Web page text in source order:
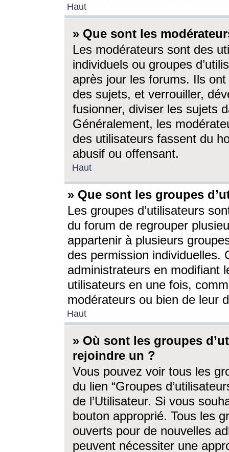
Haut
» Que sont les
Les modérateurs sont des
individuels ou groupes
après jour les forums. Ils ont
des sujets, et verrouiller,
fusionner, diviser les sujets
Généralement, les
des utilisateurs fassent du
abusif ou offensant.
Haut
» Que sont les groupes
Les groupes d’utilisateurs
du forum de regrouper
appartenir à plusieurs
des permission individuelles.
administrateurs en modifiant
utilisateurs en une fois,
modérateurs ou bien de leur
Haut
» Où sont les groupes
rejoindre un ?
Vous pouvez voir tous les
du lien “Groupes
de l’Utilisateur. Si vous
bouton approprié. Tous les
ouverts pour de nouvelles
peuvent nécessiter une